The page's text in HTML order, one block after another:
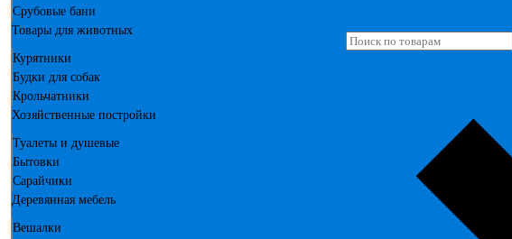
Срубовые бани
Товары для животных
Курятники
Будки для собак
Крольчатники
Хозяйственные постройки
Туалеты и душевые
Бытовки
Сарайчики
Деревянная мебель
Вешалки